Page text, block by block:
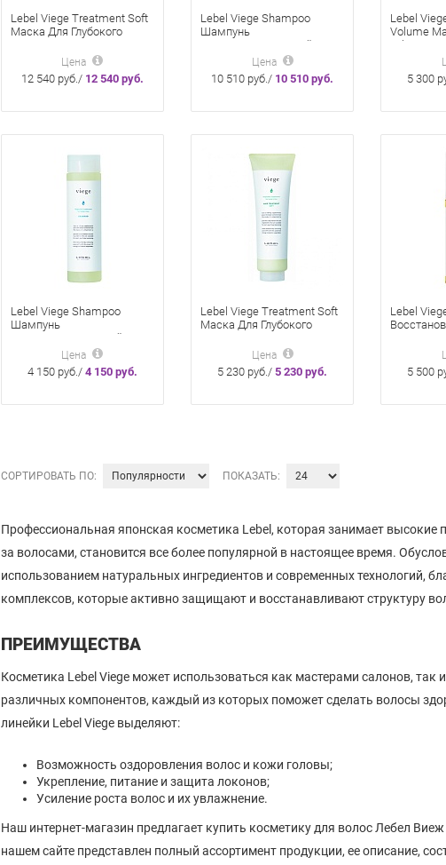
Lebel Viege Treatment Soft
Маска Для Глубокого
Цена
12 540 руб./ 12 540 руб.
Lebel Viege Shampoo
Шампунь
Восстанавливающий Для
Волос И Кожи Головы 600
Цена
10 510 руб./ 10 510 руб.
Lebel
Volume
Объема
5 300
Lebel Viege Shampoo
Шампунь
Восстанавливающий Для
Волос И Кожи Головы 240
Цена
4 150 руб./ 4 150 руб.
Lebel Viege Treatment Soft
Маска Для Глубокого
Цена
5 230 руб./5 230 руб.
Lebel
5 500
СОРТИРОВАТЬ ПО: ПОКАЗАТЬ:
Профессиональная японская косметика Lebel, которая занимает
за волосами, становится все более популярной в настоящее время.
использованием натуральных ингредиентов и современных технологий,
комплексов, которые активно защищают и восстанавливают структуру
ПРЕИМУЩЕСТВА
Косметика Lebel Viege может использоваться как мастерами салонов, так
различных компонентов, каждый из которых поможет сделать волосы
линейки Lebel Viege выделяют:
Возможность оздоровления волос и кожи головы;
Укрепление, питание и защита локонов;
Усиление роста волос и их увлажнение.
Наш интернет-магазин предлагает купить косметику для волос Лебел
нашем сайте представлен полный ассортимент продукции, ее описание,